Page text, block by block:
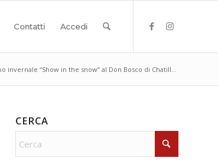
Contatti Accedi
invernale “Show in the snow” al Don Bosco di Chatill...
CERCA